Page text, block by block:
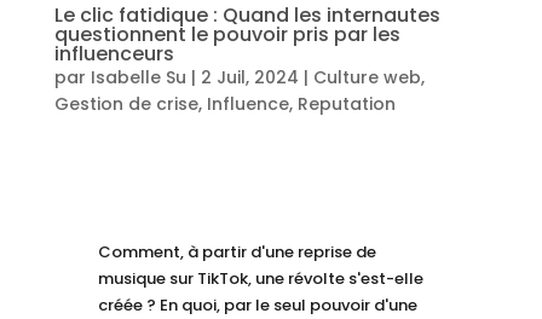
Le clic fatidique : Quand les internautes
questionnent le pouvoir pris par les
influenceurs
par Isabelle Su | 2 Juil, 2024 | Culture web,
Gestion de crise, Influence, Reputation
Comment, à partir d'une reprise de
musique sur TikTok, une révolte s'est-elle
créée ? En quoi, par le seul pouvoir d'une